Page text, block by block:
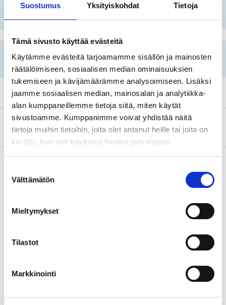
Suostumus Yksityiskohdat Tietoja
Tämä sivusto käyttää evästeitä
Käytämme evästeitä tarjoamamme sisällön ja mainosten
räätälöimiseen, sosiaalisen median ominaisuuksien
tukemiseen ja kävijämäärämme analysoimiseen. Lisäksi
jaamme sosiaalisen median, mainosalan ja analytiikka-
alan kumppaneillemme tietoja siitä, miten käytät
sivustoamme. Kumppanimme voivat yhdistää näitä
tietoja muihin tietoihin, joita olet antanut heille tai joita on
kerätty, kun olet käyttänyt heidän palvelujaan.
valinta
Välttämätön
Mieltymykset
Tilastot
Markkinointi
VALITSE AUTO LISTASTA
Tärkeää tietoa varaosien etsimisestä
rekisterinumeron ja huoltosuositusten avulla!
Tietoa valmistajasta
Osta verkosta ja nouda tavaratalosta jo 2 tunnin kuluttua!